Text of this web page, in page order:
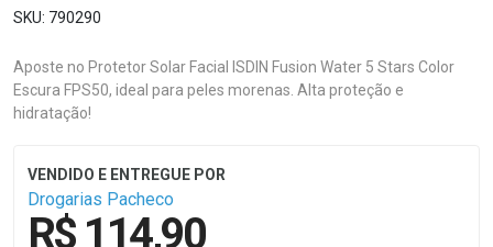
790290
Aposte no Protetor Solar Facial ISDIN Fusion Water 5 Stars Color
Escura FPS50, ideal para peles morenas. Alta proteção e
hidratação!
Drogarias Pacheco
R$ 114,90